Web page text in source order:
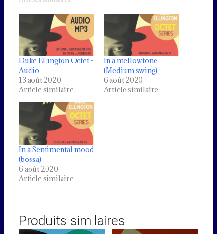
Duke Ellington Octet -
Audio
13 août 2020
Article similaire
In a mellowtone
(Medium swing)
6 août 2020
Article similaire
In a Sentimental mood
(bossa)
6 août 2020
Article similaire
Produits similaires